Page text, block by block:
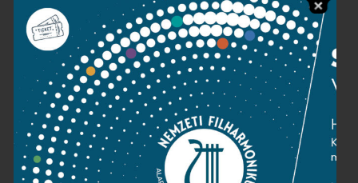
Sajtószoba
Adatvédelem
Impresszum
NEMZETI